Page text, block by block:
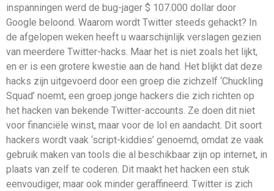
inspanningen werd de bug-jager $ 107.000 dollar door
Google beloond. Waarom wordt Twitter steeds gehackt? In
de afgelopen weken heeft u waarschijnlijk verslagen gezien
van meerdere Twitter-hacks. Maar het is niet zoals het lijkt,
en er is een grotere kwestie aan de hand. Het blijkt dat deze
hacks zijn uitgevoerd door een groep die zichzelf ‘Chuckling
Squad’ noemt, een groep jonge hackers die zich richten op
het hacken van bekende Twitter-accounts. Ze doen dit niet
voor financiële winst, maar voor de lol en aandacht. Dit soort
hackers wordt vaak ‘script-kiddies’ genoemd, omdat ze vaak
gebruik maken van tools die al beschikbaar zijn op internet, in
plaats van zelf te coderen. Dit maakt het hacken een stuk
eenvoudiger, maar ook minder geraffineerd. Twitter is zich